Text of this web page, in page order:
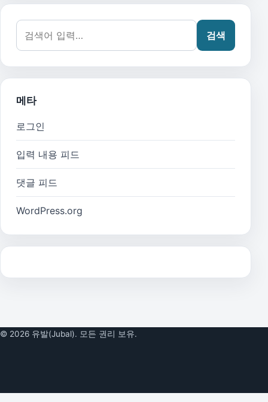
검색어:
검색
메타
로그인
입력 내용 피드
댓글 피드
WordPress.org
© 2026 유발(Jubal). 모든 권리 보유.